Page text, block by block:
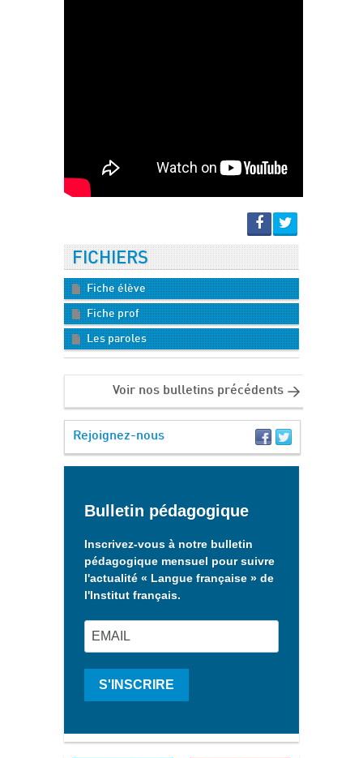
FICHIERS
Fiche élève
Fiche prof
Les paroles
Voir nos bulletins précédents
Rejoignez-nous
Bulletin pédagogique
Inscrivez-vous à notre bulletin
pédagogique mensuel pour suivre
l'actualité « Langue française » de
l'Institut français.
S'INSCRIRE